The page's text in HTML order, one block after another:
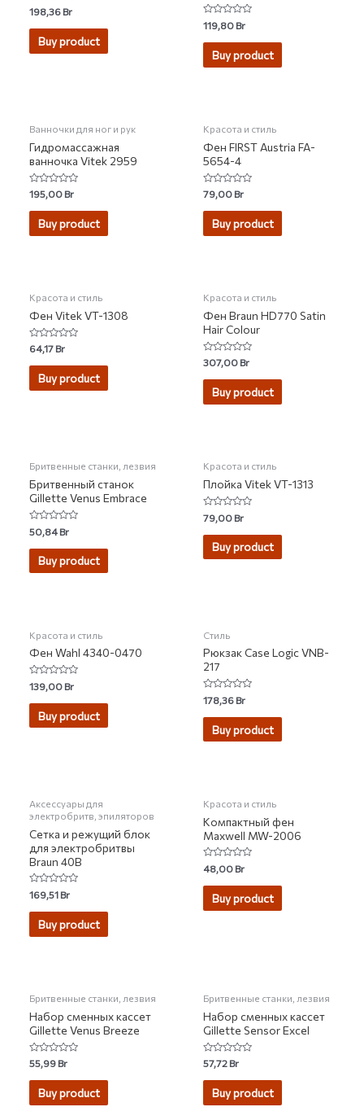
Rated
0
out
198,36Br
Buy product
Rated
0
out
119,80Br
Buy product
Ванночки для ног и рук
Гидромассажная
ванночка Vitek 2959
Rated
0
out
195,00Br
Buy product
Красота и стиль
Фен FIRST Austria FA-
5654-4
Rated
0
out
79,00Br
Buy product
Красота и стиль
Фен Vitek VT-1308
Rated
0
out
64,17Br
Buy product
Красота и стиль
Фен Braun HD770 Satin
Hair Colour
Rated
0
out
307,00Br
Buy product
Бритвенные станки, лезвия
Бритвенный станок
Gillette Venus Embrace
Rated
0
out
50,84Br
Buy product
Красота и стиль
Плойка Vitek VT-1313
Rated
0
out
79,00Br
Buy product
Красота и стиль
Фен Wahl 4340-0470
Rated
0
out
139,00Br
Buy product
Стиль
Рюкзак Case Logic VNB-
217
Rated
0
out
178,36Br
Buy product
Аксессуары для
электробритв, эпиляторов
Сетка и режущий блок
для электробритвы
Braun 40B
Rated
0
out
169,51Br
Buy product
Красота и стиль
Компактный фен
Maxwell MW-2006
Rated
0
out
48,00Br
Buy product
Бритвенные станки, лезвия
Набор сменных кассет
Gillette Venus Breeze
Rated
0
out
55,99Br
Buy product
Бритвенные станки, лезвия
Набор сменных кассет
Gillette Sensor Excel
Rated
0
out
57,72Br
Buy product